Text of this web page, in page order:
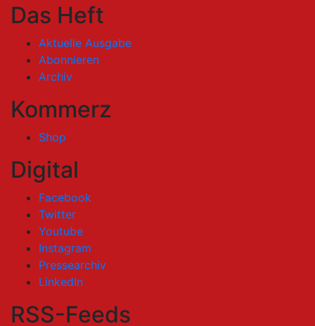
Das Heft
Aktuelle Ausgabe
Abonnieren
Archiv
Kommerz
Shop
Digital
Facebook
Twitter
Youtube
Instagram
Pressearchiv
LinkedIn
RSS-Feeds